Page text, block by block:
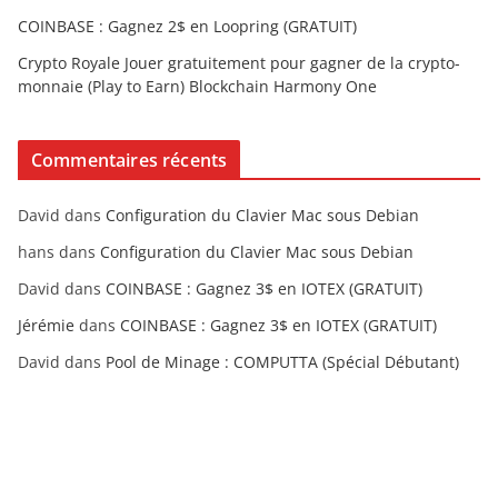
COINBASE : Gagnez 2$ en Loopring (GRATUIT)
Crypto Royale Jouer gratuitement pour gagner de la crypto-
monnaie (Play to Earn) Blockchain Harmony One
Commentaires récents
David dans Configuration du Clavier Mac sous Debian
hans dans Configuration du Clavier Mac sous Debian
David dans COINBASE : Gagnez 3$ en IOTEX (GRATUIT)
Jérémie dans COINBASE : Gagnez 3$ en IOTEX (GRATUIT)
David dans Pool de Minage : COMPUTTA (Spécial Débutant)